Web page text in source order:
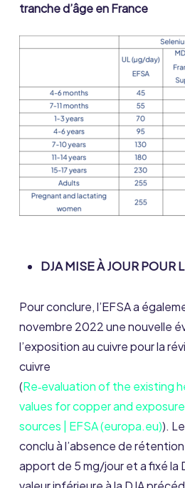
tranche d’âge en France
DJA MISE À JOUR POUR
Pour conclure, l’EFSA a
novembre 2022 une nouvelle
l’exposition au cuivre pour la
cuivre
(Re‐evaluation of the existing
values for copper and
sources | EFSA (europa.eu)).
conclu à l’absence de
apport de 5 mg/jour et a fixé la